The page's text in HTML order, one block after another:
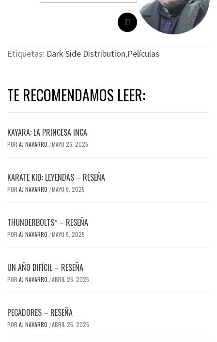
Etiquetas: Dark Side Distribution,Películas
TE RECOMENDAMOS LEER:
KAYARA: LA PRINCESA INCA
POR AJ NAVARRO /MAYO 26, 2025
KARATE KID: LEYENDAS – RESEÑA
POR AJ NAVARRO /MAYO 9, 2025
THUNDERBOLTS* – RESEÑA
POR AJ NAVARRO /MAYO 9, 2025
UN AÑO DIFÍCIL – RESEÑA
POR AJ NAVARRO /ABRIL 26, 2025
PECADORES – RESEÑA
POR AJ NAVARRO /ABRIL 25, 2025